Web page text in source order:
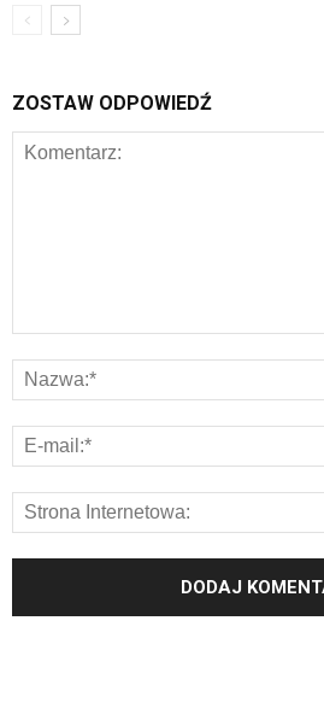
ZOSTAW ODPOWIEDŹ